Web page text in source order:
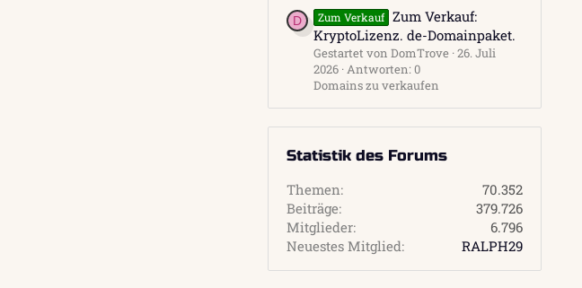
D Zum Verkauf Zum Verkauf:
KryptoLizenz. de-Domainpaket.
Gestartet von DomTrove 26. Juli
2026 Antworten: 0
Domains zu verkaufen
Statistik des Forums
Themen
70.352
Beiträge
379.726
Mitglieder
6.796
Neuestes Mitglied
RALPH29